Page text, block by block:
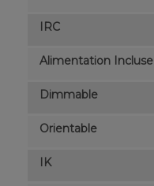
IRC
Alimentation Incluse
Dimmable
Orientable
IK